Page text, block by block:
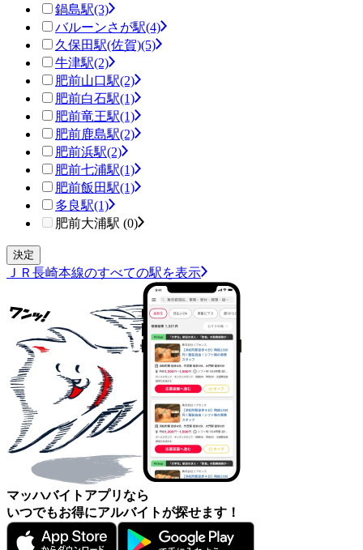
鍋島駅(3)
バルーンさが駅(4)
久保田駅(佐賀)(5)
牛津駅(2)
肥前山口駅(2)
肥前白石駅(1)
肥前竜王駅(1)
肥前鹿島駅(2)
肥前浜駅(2)
肥前七浦駅(1)
肥前飯田駅(1)
多良駅(1)
肥前大浦駅 (0)
ＪＲ長崎本線のすべての駅を表示
マッハバイトアプリなら
いつでもお得にアルバイトが探せます！